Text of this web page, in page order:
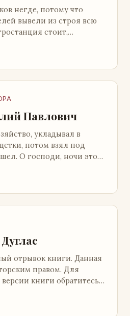
негде, потому что
вывели из строя всю
стоит,
Павлович
укладывал в
потом взял под
О господи, ночи этой
отрывок книги. Данная
правом. Для
книги обратитесь к